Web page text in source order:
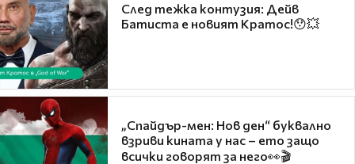
След тежка контузия: Дейв
Батиста е новият Кратос!😯💥
„Спайдър-мен: Нов ден“ буквално
взриви кината у нас – ето защо
всички говорят за него👀🎬